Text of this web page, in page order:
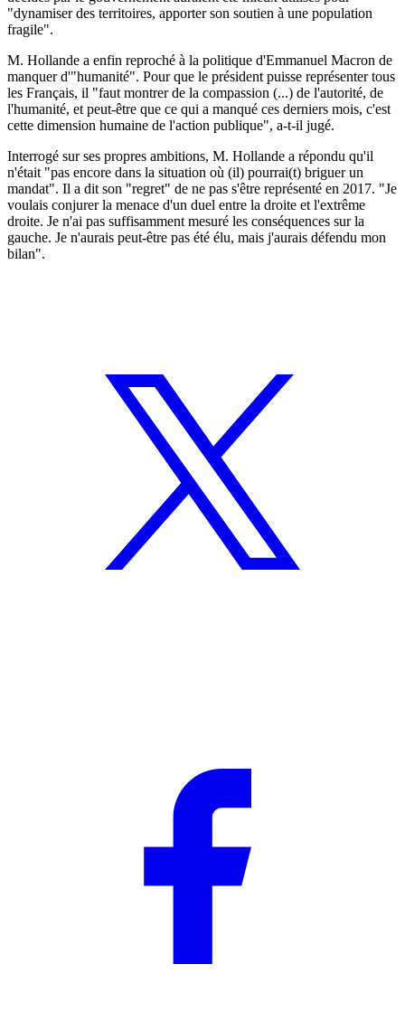
"dynamiser des territoires, apporter son soutien à une population
fragile".
M. Hollande a enfin reproché à la politique d'Emmanuel Macron de
manquer d'"humanité". Pour que le président puisse représenter tous
les Français, il "faut montrer de la compassion (...) de l'autorité, de
l'humanité, et peut-être que ce qui a manqué ces derniers mois, c'est
cette dimension humaine de l'action publique", a-t-il jugé.
Interrogé sur ses propres ambitions, M. Hollande a répondu qu'il
n'était "pas encore dans la situation où (il) pourrai(t) briguer un
mandat". Il a dit son "regret" de ne pas s'être représenté en 2017. "Je
voulais conjurer la menace d'un duel entre la droite et l'extrême
droite. Je n'ai pas suffisamment mesuré les conséquences sur la
gauche. Je n'aurais peut-être pas été élu, mais j'aurais défendu mon
bilan".